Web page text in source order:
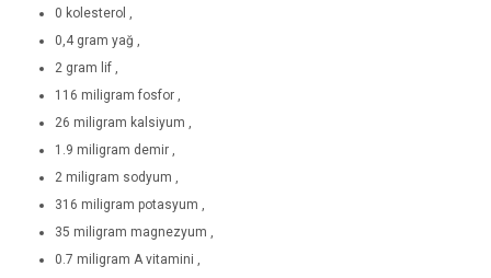
0 kolesterol ,
0,4 gram yağ ,
2 gram lif ,
116 miligram fosfor ,
26 miligram kalsiyum ,
1.9 miligram demir ,
2 miligram sodyum ,
316 miligram potasyum ,
35 miligram magnezyum ,
0.7 miligram A vitamini ,